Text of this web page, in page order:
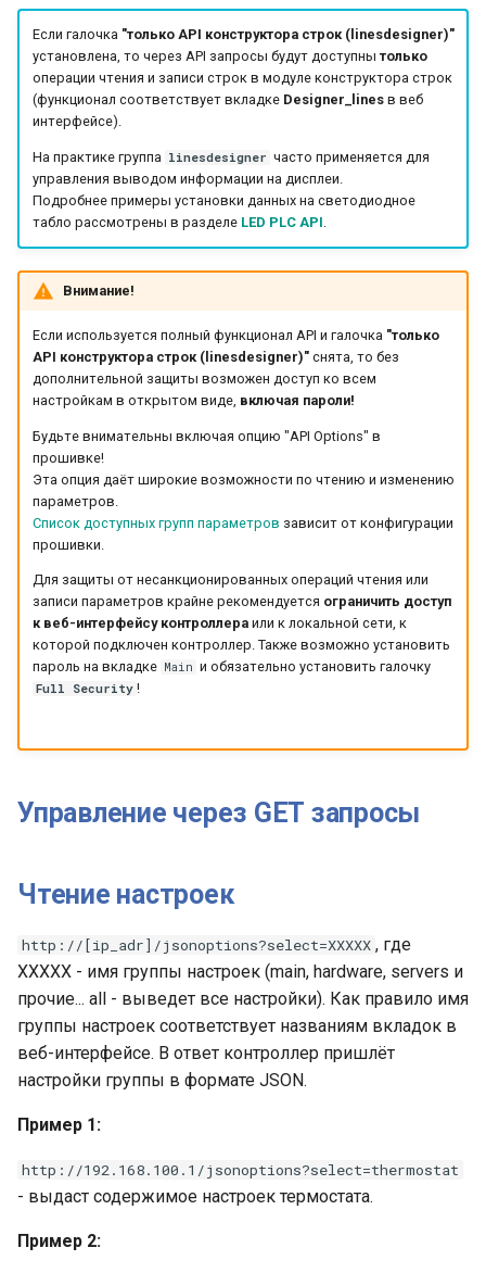
Display
Designer lines
Interrupt
Scheduler
ADS1115
BMP280
Прочие Сенсоры
Часы Реального Времени
Прочее Оборудование
Пример JSON пакета
настроек
MICRO-SD
LORA
GSM
Если галочка "только API конструктора строк (linesdesigner)"
установлена, то через API запросы будут доступнытолько
операции чтения и записи строк в модуле конструктора строк
(функционал соответствует вкладке Designer_linesв веб
интерфейсе).
На практике группа linesdesigner часто применяется для
управления выводом информации на дисплеи.
Подробнее примеры установки данных на светодиодное
табло рассмотрены в разделе LED PLC API.
Внимание!
Если используется полный функционал API и галочка "только
API конструктора строк (linesdesigner)"снята, то без
дополнительной защиты возможен доступ ко всем
настройкам в открытом виде, включая пароли!
Будьте внимательны включая опцию "API Options" в
прошивке!
Эта опция даёт широкие возможности по чтению и изменению
параметров.
Список доступных групп параметров зависит от конфигурации
прошивки.
Для защиты от несанкционированных операций чтения или
записи параметров крайне рекомендуется ограничить доступ
к веб-интерфейсу контроллераили к локальной сети, к
которой подключен контроллер. Также возможно установить
пароль на вкладке Main и обязательно установить галочку
Full Security !
Управление через GET запросы
Чтение настроек
http://[ip_adr]/jsonoptions?select=XXXXX , где
XXXXX - имя группы настроек (main, hardware, servers и
прочие... all - выведет все настройки). Как правило имя
группы настроек соответствует названиям вкладок в
веб-интерфейсе. В ответ контроллер пришлёт
настройки группы в формате JSON.
Пример 1:
http://192.168.100.1/jsonoptions?select=thermostat
- выдаст содержимое настроек термостата.
Пример 2: